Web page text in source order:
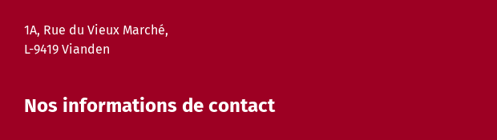
1A, Rue du Vieux Marché,
L-9419 Vianden
Nos informations de contact